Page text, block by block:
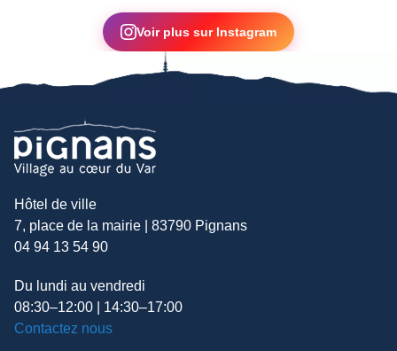
Voir plus sur Instagram
Hôtel de ville
7, place de la mairie | 83790 Pignans
04 94 13 54 90
Du lundi au vendredi
08:30–12:00 | 14:30–17:00
Contactez nous